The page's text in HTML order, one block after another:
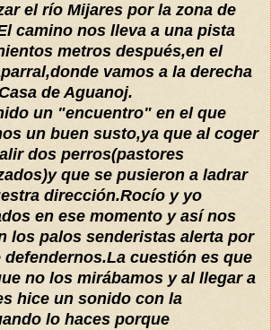
el río Mijares por la zona de
camino nos lleva a una pista
metros después,en el
vamos a la derecha
de Aguanoj.
un "encuentro" en el que
un buen susto,ya que al coger
dos perros(pastores
que se pusieron a ladrar
dirección.Rocío y yo
en ese momento y así nos
los palos senderistas alerta por
defendernos.La cuestión es que
no los mirábamos y al llegar a
hice un sonido con la
lo haces porque